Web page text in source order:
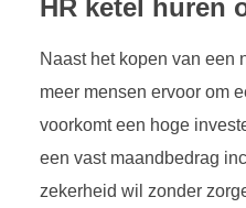
HR ketel huren
Naast het kopen van een
meer mensen ervoor om
voorkomt een hoge
een vast maandbedrag
zekerheid wil zonder